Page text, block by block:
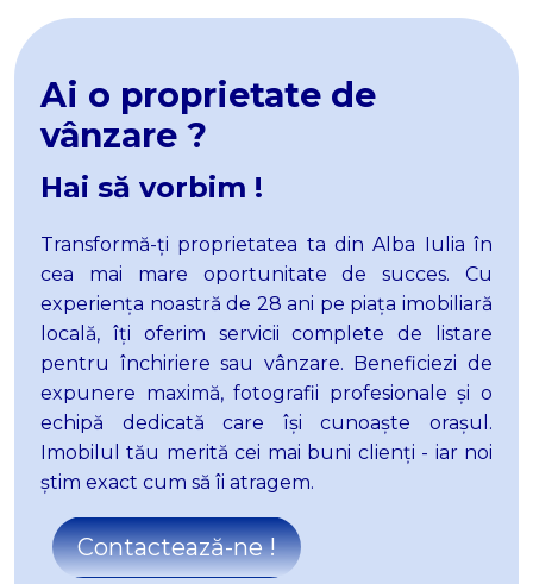
Apartamente de inchiriat in Alba Iulia Ultracentral
Case de inchiriat
Case de inchiriat in Alba Iulia
Case de inchiriat in Alba Iulia Cetate
Case de inchiriat in Alba Iulia Central
Case de inchiriat in Alba Iulia Est
Spatii birouri de inchiriat
Spatii birouri de inchiriat in Alba Iulia
Spatii birouri de inchiriat in Alba Iulia Central
Spatii birouri de inchiriat in Alba Iulia Cetate
Spatii comerciale de inchiriat
Spatii comerciale de inchiriat in Alba Iulia
Spatii comerciale de inchiriat in Alba Iulia Cetate
Spatii comerciale de inchiriat in Alba Iulia Central
Spatii comerciale de inchiriat in Alba Iulia Ampoi 3
Spatii comerciale de inchiriat in Alba Iulia Tolstoi
Spatii industriale de inchiriat
Ai o proprietate de
vânzare ?
Hai să vorbim !
Transformă-ți proprietatea ta din Alba Iulia în
cea mai mare oportunitate de succes. Cu
experiența noastră de 28 ani pe piața imobiliară
locală, îți oferim servicii complete de listare
pentru închiriere sau vânzare. Beneficiezi de
expunere maximă, fotografii profesionale și o
echipă dedicată care își cunoaște orașul.
Imobilul tău merită cei mai buni clienți - iar noi
știm exact cum să îi atragem.
Contactează-ne !